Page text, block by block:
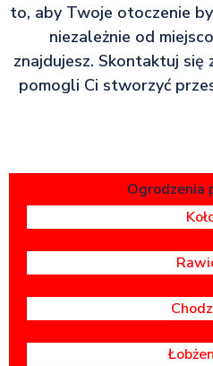
to, aby Twoje otoczenie
niezależnie od
znajdujesz. Skontaktuj się
pomogli Ci stworzyć
Ogrodzenia